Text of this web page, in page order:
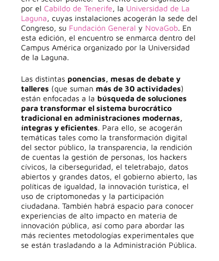
por el Cabildo de Tenerife, la Universidad de La
Laguna, cuyas instalaciones acogerán la sede del
Congreso, su Fundación General y NovaGob. En
esta edición, el encuentro se enmarca dentro del
Campus América organizado por la Universidad
de la Laguna.
Las distintas ponencias, mesas de debate y
talleres (que suman más de 30 actividades)
están enfocadas a la búsqueda de soluciones
para transformar el sistema burocrático
tradicional en administraciones modernas,
íntegras y eficientes. Para ello, se acogerán
temáticas tales como la transformación digital
del sector público, la transparencia, la rendición
de cuentas la gestión de personas, los hackers
cívicos, la ciberseguridad, el teletrabajo, datos
abiertos y grandes datos, el gobierno abierto, las
políticas de igualdad, la innovación turística, el
uso de criptomonedas y la participación
ciudadana. También habrá espacio para conocer
experiencias de alto impacto en materia de
innovación pública, así como para abordar las
más recientes metodologías experimentales que
se están trasladando a la Administración Pública.